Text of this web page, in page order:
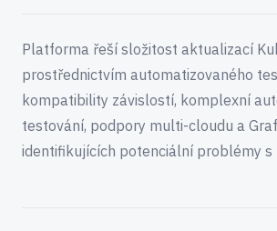
Platforma řeší složitost aktualizací
prostřednictvím automatizovaného
kompatibility závislostí, komplexní
testování, podpory multi-cloudu a
identifikujících potenciální problémy